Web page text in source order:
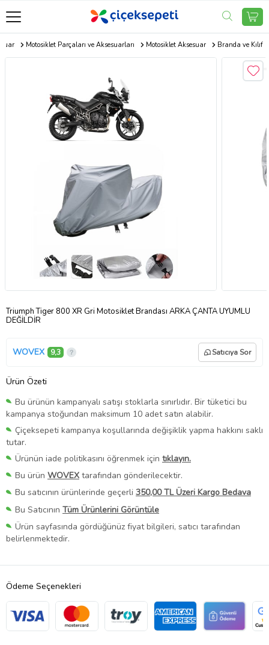
Motosiklet Parçaları ve Aksesuarları Motosiklet Aksesuar Branda ve Kılıf
Triumph Tiger 800 XR Gri Motosiklet Brandası ARKA ÇANTA UYUMLU
DEĞİLDİR
WOVEX 9,3 Satıcıya Sor
Ürün Özeti
Bu ürünün kampanyalı satışı stoklarla sınırlıdır. Bir tüketici bu
kampanya stoğundan maksimum 10 adet satın alabilir.
Çiçeksepeti kampanya koşullarında değişiklik yapma hakkını saklı
tutar.
Ürünün iade politikasını öğrenmek için tıklayın.
Bu ürün WOVEX tarafından gönderilecektir.
Bu satıcının ürünlerinde geçerli 350,00 TL Üzeri Kargo Bedava
Bu Satıcının Tüm Ürünlerini Görüntüle
Ürün sayfasında gördüğünüz fiyat bilgileri, satıcı tarafından
belirlenmektedir.
Ödeme Seçenekleri